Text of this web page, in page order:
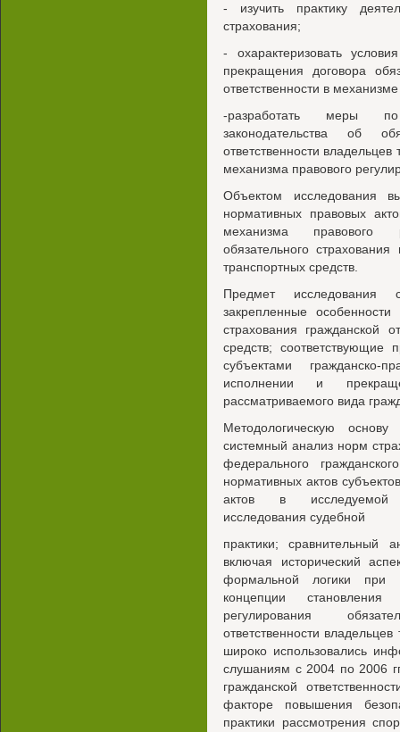
- изучить практику
страхования;
- охарактеризовать
прекращения договора
ответственности в
-разработать меры по
законодательства об
ответственности
механизма правового
Объектом исследования
нормативных правовых
механизма правового
обязательного страхования
транспортных средств.
Предмет исследования
закрепленные особенности
страхования гражданской
средств; соответствующие
субъектами гражданско-
исполнении и
рассматриваемого вида
Методологическую
системный анализ норм
федерального
нормативных актов
актов в исследуемой
исследования судебной
практики; сравнительный
включая исторический
формальной логики при
концепции
регулирования
ответственности
широко использовались
слушаниям с 2004 по 2006
гражданской
факторе повышения
практики рассмотрения